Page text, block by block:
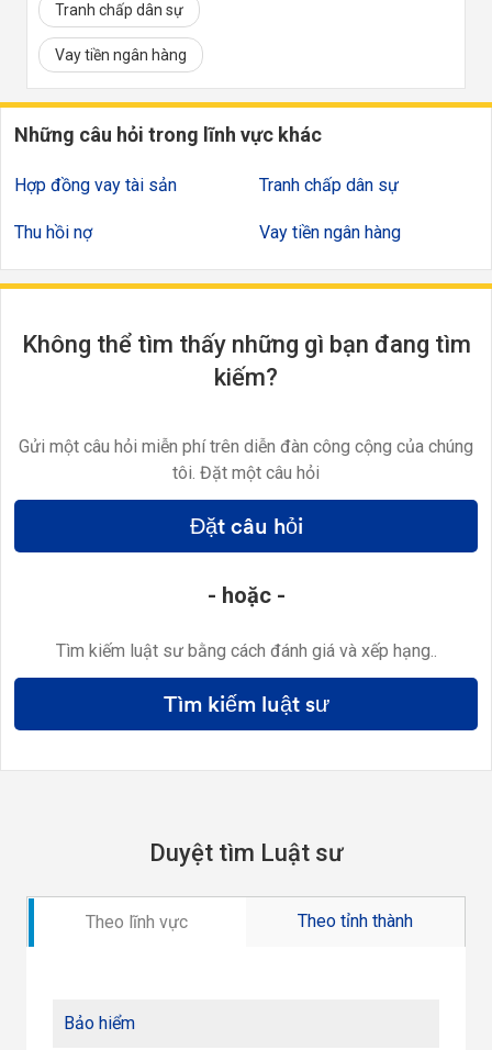
Tranh chấp dân sự
Vay tiền ngân hàng
Những câu hỏi trong lĩnh vực khác
Hợp đồng vay tài sản
Thu hồi nợ
Tranh chấp dân sự
Vay tiền ngân hàng
Không thể tìm thấy những gì bạn đang tìm
kiếm?
Gửi một câu hỏi miễn phí trên diễn đàn công cộng của chúng
tôi. Đặt một câu hỏi
Đặt câu hỏi
- hoặc -
Tìm kiếm luật sư bằng cách đánh giá và xếp hạng..
Tìm kiếm luật sư
Duyệt tìm Luật sư
Theo lĩnh vực Theo tỉnh thành
Bảo hiểm